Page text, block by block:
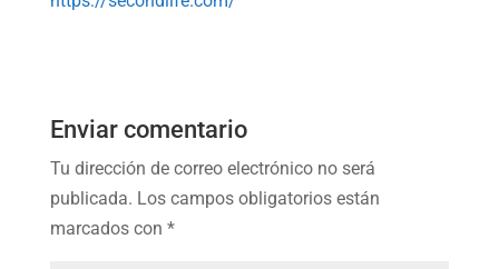
Enviar comentario
Tu dirección de correo electrónico no será
publicada. Los campos obligatorios están
marcados con *